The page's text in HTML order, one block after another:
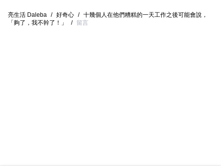
亮生活 Daleba / 好奇心 / 十幾個人在他們糟糕的一天工作之後可能會說，
「夠了，我不幹了！」
/ 留言